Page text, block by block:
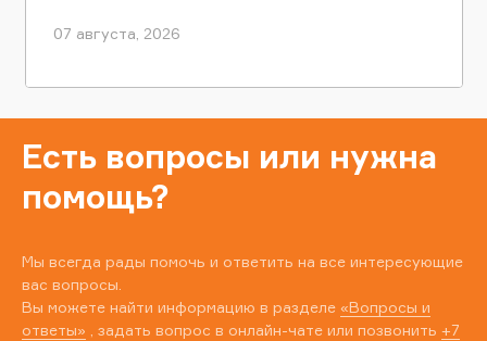
07 августа, 2026
Есть вопросы или нужна
помощь?
Мы всегда рады помочь и ответить на все интересующие
вас вопросы.
Вы можете найти информацию в разделе «Вопросы и
ответы» , задать вопрос в онлайн-чате или позвонить +7